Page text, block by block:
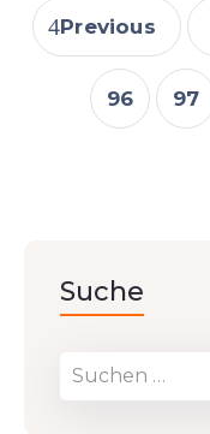
Previous
96 97
Suche